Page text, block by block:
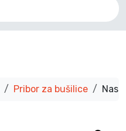
Pribor za bušilice